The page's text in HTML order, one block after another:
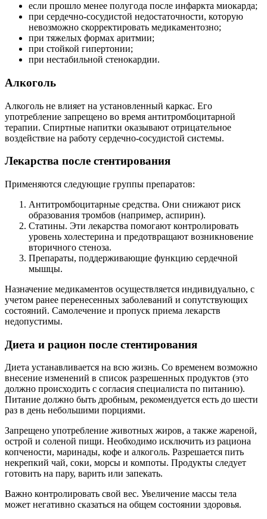
если прошло менее полугода после инфаркта миокарда;
при сердечно-сосудистой недостаточности, которую
невозможно скорректировать медикаментозно;
при тяжелых формах аритмии;
при стойкой гипертонии;
при нестабильной стенокардии.
Алкоголь
Алкоголь не влияет на установленный каркас. Его
употребление запрещено во время антитромбоцитарной
терапии. Спиртные напитки оказывают отрицательное
воздействие на работу сердечно-сосудистой системы.
Лекарства после стентирования
Применяются следующие группы препаратов:
Антитромбоцитарные средства. Они снижают риск
образования тромбов (например, аспирин).
Статины. Эти лекарства помогают контролировать
уровень холестерина и предотвращают возникновение
вторичного стеноза.
Препараты, поддерживающие функцию сердечной
мышцы.
Назначение медикаментов осуществляется индивидуально, с
учетом ранее перенесенных заболеваний и сопутствующих
состояний. Самолечение и пропуск приема лекарств
недопустимы.
Диета и рацион после стентирования
Диета устанавливается на всю жизнь. Со временем возможно
внесение изменений в список разрешенных продуктов (это
должно происходить с согласия специалиста по питанию).
Питание должно быть дробным, рекомендуется есть до шести
раз в день небольшими порциями.
Запрещено употребление животных жиров, а также жареной,
острой и соленой пищи. Необходимо исключить из рациона
копчености, маринады, кофе и алкоголь. Разрешается пить
некрепкий чай, соки, морсы и компоты. Продукты следует
готовить на пару, варить или запекать.
Важно контролировать свой вес. Увеличение массы тела
может негативно сказаться на общем состоянии здоровья.